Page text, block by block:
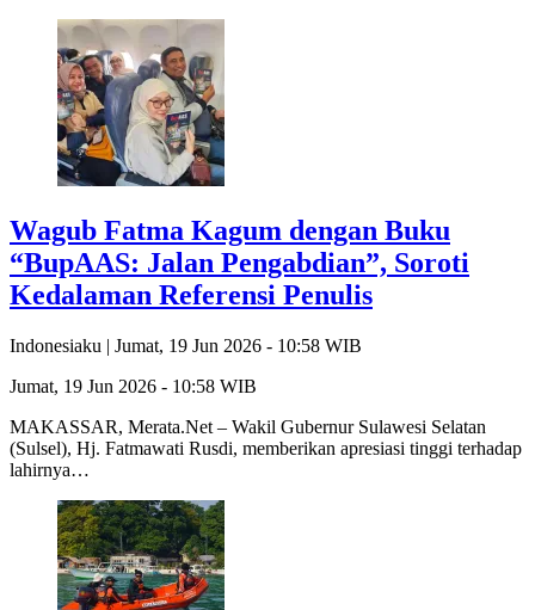
Wagub Fatma Kagum dengan Buku
“BupAAS: Jalan Pengabdian”, Soroti
Kedalaman Referensi Penulis
Indonesiaku | Jumat, 19 Jun 2026 - 10:58 WIB
Jumat, 19 Jun 2026 - 10:58 WIB
MAKASSAR, Merata.Net – Wakil Gubernur Sulawesi Selatan
(Sulsel), Hj. Fatmawati Rusdi, memberikan apresiasi tinggi terhadap
lahirnya…